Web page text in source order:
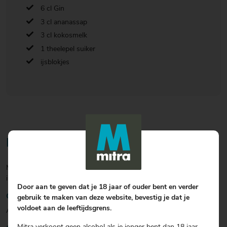
6 cl Gin
3 cl ananassap
3 cl kokosmelk
1 theelepel suiker
ijsblokjes
Bereiding
Mix alle ingrediënten in een cocktailshaker en serveer de Colada 51
in een cocktailglas met een schijfje ananas op de rand van het glas
Garnering
Ananas
Door aan te geven dat je 18 jaar of ouder bent en verder
gebruik te maken van deze website, bevestig je dat je
voldoet aan de leeftijdsgrens.